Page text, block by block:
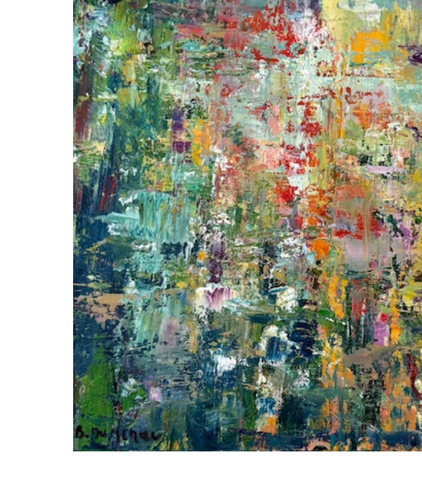
Hit enter to search or ESC to close